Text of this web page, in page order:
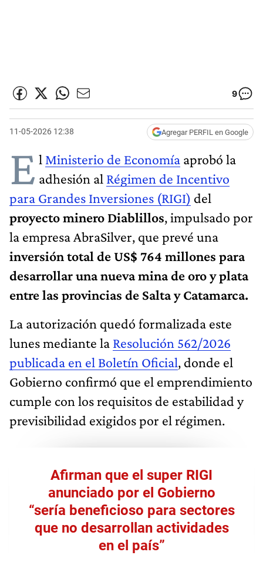
9
11-05-2026 12:38 Agregar PERFIL en Google
E l Ministerio de Economía aprobó la
adhesión al Régimen de Incentivo
para Grandes Inversiones (RIGI) del
proyecto minero Diablillos, impulsado por
la empresa AbraSilver, que prevé una
inversión total de US$ 764 millones para
desarrollar una nueva mina de oro y plata
entre las provincias de Salta y Catamarca.
La autorización quedó formalizada este
lunes mediante la Resolución 562/2026
publicada en el Boletín Oficial, donde el
Gobierno confirmó que el emprendimiento
cumple con los requisitos de estabilidad y
previsibilidad exigidos por el régimen.
Afirman que el super RIGI
anunciado por el Gobierno
“sería beneficioso para sectores
que no desarrollan actividades
en el país”